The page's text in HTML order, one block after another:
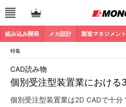
組み込み開発 メカ設計 製造マネジメント
特集
個別受注型装置業における
CAD読み物
個別受注型装置業は2D CADで十